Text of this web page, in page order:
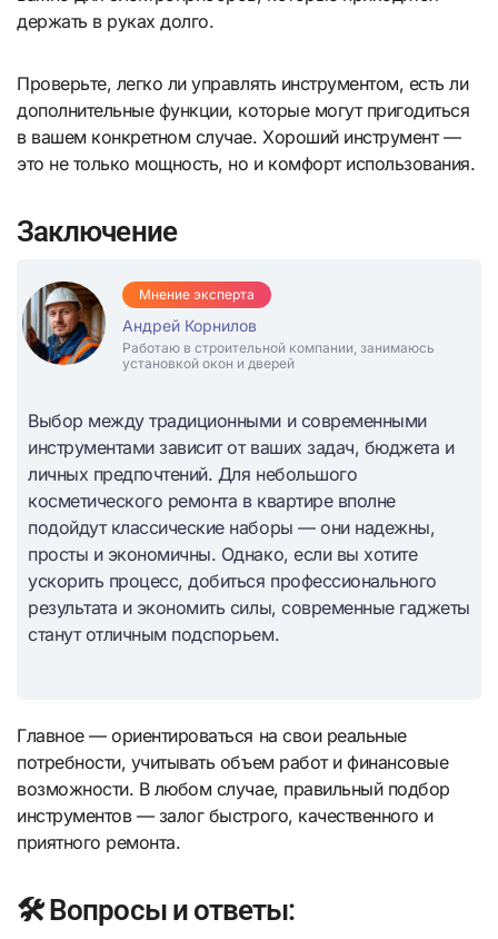
держать в руках долго.
Проверьте, легко ли управлять инструментом, есть ли
дополнительные функции, которые могут пригодиться
в вашем конкретном случае. Хороший инструмент —
это не только мощность, но и комфорт использования.
Заключение
Мнение эксперта
Андрей Корнилов
Работаю в строительной компании, занимаюсь
установкой окон и дверей
Выбор между традиционными и современными
инструментами зависит от ваших задач, бюджета и
личных предпочтений. Для небольшого
косметического ремонта в квартире вполне
подойдут классические наборы — они надежны,
просты и экономичны. Однако, если вы хотите
ускорить процесс, добиться профессионального
результата и экономить силы, современные гаджеты
станут отличным подспорьем.
Главное — ориентироваться на свои реальные
потребности, учитывать объем работ и финансовые
возможности. В любом случае, правильный подбор
инструментов — залог быстрого, качественного и
приятного ремонта.
🛠️ Вопросы и ответы: